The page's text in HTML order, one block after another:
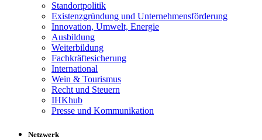
Standortpolitik
Existenzgründung und Unternehmensförderung
Innovation, Umwelt, Energie
Ausbildung
Weiterbildung
Fachkräftesicherung
International
Wein & Tourismus
Recht und Steuern
IHKhub
Presse und Kommunikation
Netzwerk